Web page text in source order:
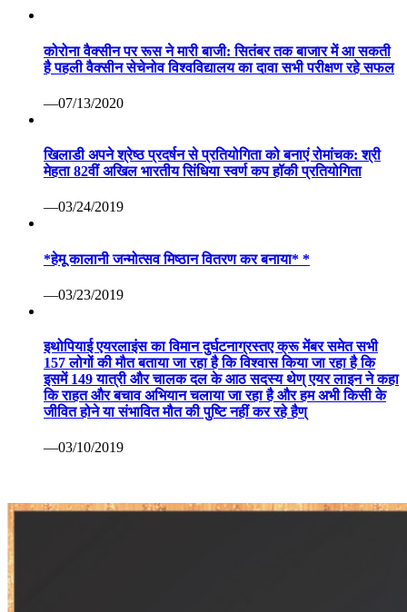
कोरोना वैक्सीन पर रूस ने मारी बाजी: सितंबर तक बाजार में आ सकती
है पहली वैक्सीन सेचेनोव विश्वविद्यालय का दावा सभी परीक्षण रहे सफल
—07/13/2020
खिलाडी अपने श्रेष्ठ प्रदर्षन से प्रतियोगिता को बनाएं रोमांचक: श्री
मेहता 82वीं अखिल भारतीय सिंधिया स्वर्ण कप हॉकी प्रतियोगिता
—03/24/2019
*हेमू कालानी जन्मोत्सव मिष्ठान वितरण कर बनाया* *
—03/23/2019
इथोपियाई एयरलाइंस का विमान दुर्घटनाग्रस्तए क्रू मेंबर समेत सभी
157 लोगों की मौत बताया जा रहा है कि विश्वास किया जा रहा है कि
इसमें 149 यात्री और चालक दल के आठ सदस्य थेण् एयर लाइन ने कहा
कि राहत और बचाव अभियान चलाया जा रहा है और हम अभी किसी के
जीवित होने या संभावित मौत की पुष्टि नहीं कर रहे हैण्
—03/10/2019